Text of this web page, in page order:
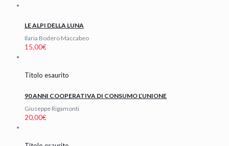
LE ALPI DELLA LUNA
Ilaria Bodero Maccabeo
15,00€
Titolo esaurito
90 ANNI COOPERATIVA DI CONSUMO L’UNIONE
Giuseppe Rigamonti
20,00€